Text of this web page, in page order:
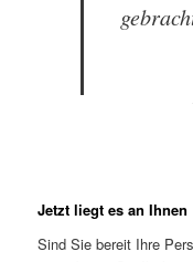
Jetzt liegt es an Ihnen
Sind Sie bereit Ihre